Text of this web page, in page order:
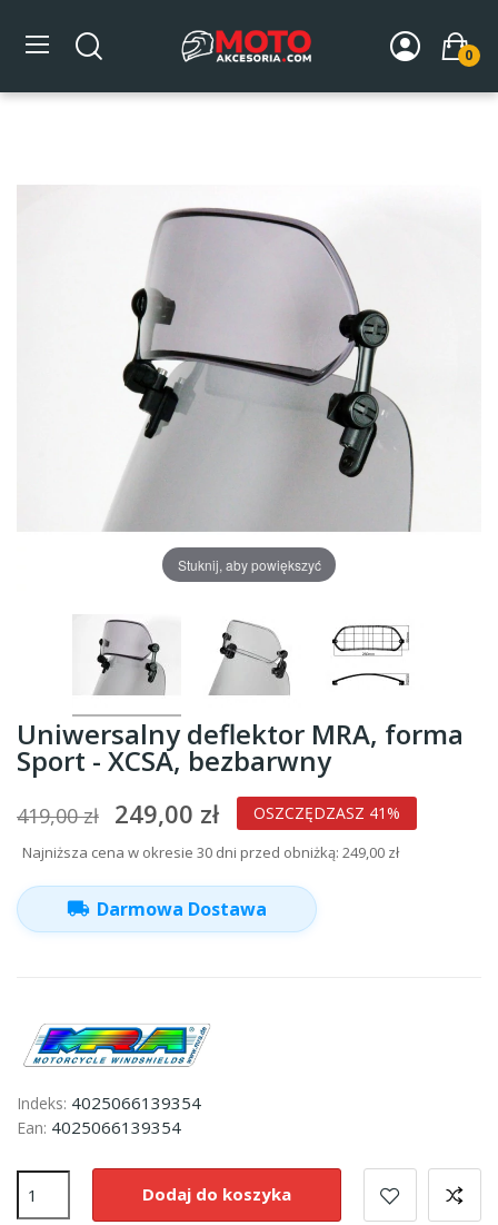
0
Strona główna DLA MOTOCYKLA Szyby
Deflektory
Stuknij, aby powiększyć
Uniwersalny deflektor MRA, forma
Sport - XCSA, bezbarwny
419,00 zł 249,00 zł OSZCZĘDZASZ 41%
Najniższa cena w okresie 30 dni przed obniżką: 249,00 zł
local_shipping Darmowa Dostawa
Indeks: 4025066139354
Ean: 4025066139354
Dodaj do koszyka